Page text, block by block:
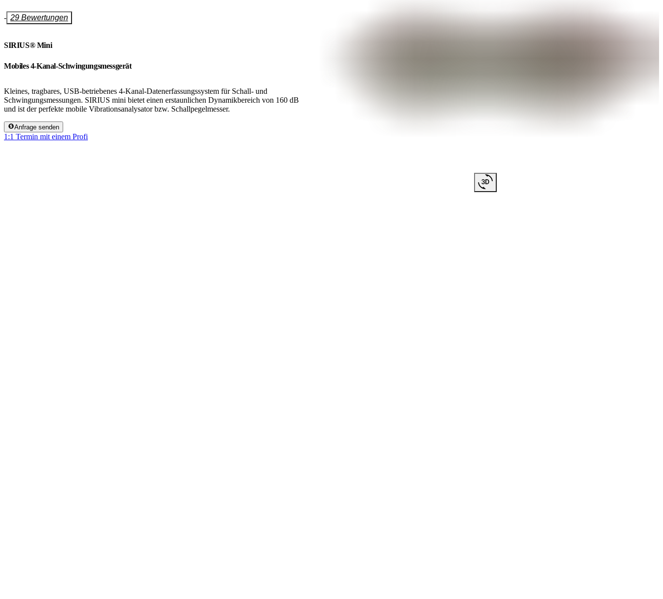
- 29 Bewertungen
SIRIUS® Mini
Mobiles 4-Kanal-Schwingungsmessgerät
Kleines, tragbares, USB-betriebenes 4-Kanal-Datenerfassungssystem für Schall- und
Schwingungsmessungen. SIRIUS mini bietet einen erstaunlichen Dynamikbereich von 160 dB
und ist der perfekte mobile Vibrationsanalysator bzw. Schallpegelmesser.
Anfrage senden
1:1 Termin mit einem Profi